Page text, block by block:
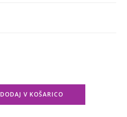
DODAJ V KOŠARICO